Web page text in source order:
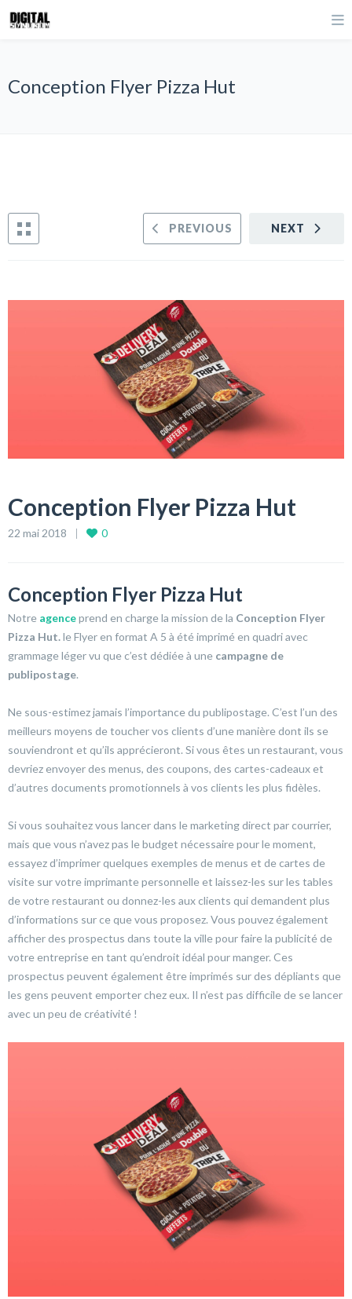
Conception Flyer Pizza Hut
NEXT
PREVIOUS
Conception Flyer Pizza Hut
22 mai 2018 0
Conception Flyer Pizza Hut
Notre agenceprend en charge la mission de la Conception Flyer
Pizza Hut.le Flyer en format A 5 à été imprimé en quadri avec
grammage léger vu que c’est dédiée à une campagne de
publipostage.
Ne sous-estimez jamais l’importance du publipostage. C’est l’un des
meilleurs moyens de toucher vos clients d’une manière dont ils se
souviendront et qu’ils apprécieront. Si vous êtes un restaurant, vous
devriez envoyer des menus, des coupons, des cartes-cadeaux et
d’autres documents promotionnels à vos clients les plus fidèles.
Si vous souhaitez vous lancer dans le marketing direct par courrier,
mais que vous n’avez pas le budget nécessaire pour le moment,
essayez d’imprimer quelques exemples de menus et de cartes de
visite sur votre imprimante personnelle et laissez-les sur les tables
de votre restaurant ou donnez-les aux clients qui demandent plus
d’informations sur ce que vous proposez. Vous pouvez également
afficher des prospectus dans toute la ville pour faire la publicité de
votre entreprise en tant qu’endroit idéal pour manger. Ces
prospectus peuvent également être imprimés sur des dépliants que
les gens peuvent emporter chez eux. Il n’est pas difficile de se lancer
avec un peu de créativité !